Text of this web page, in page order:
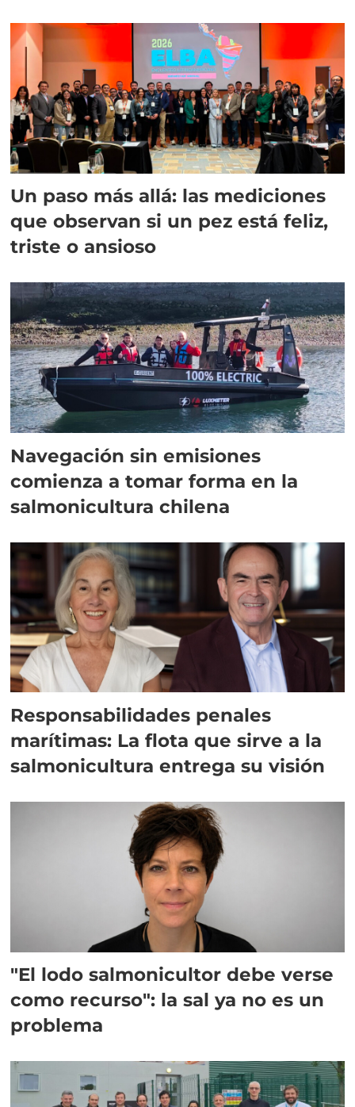
Un paso más allá: las mediciones
que observan si un pez está feliz,
triste o ansioso
Navegación sin emisiones
comienza a tomar forma en la
salmonicultura chilena
Responsabilidades penales
marítimas: La flota que sirve a la
salmonicultura entrega su visión
"El lodo salmonicultor debe verse
como recurso": la sal ya no es un
problema